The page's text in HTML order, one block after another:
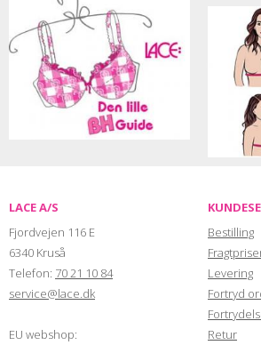
LACE A/S
Fjordvejen 116 E
6340 Kruså
Telefon: 70 21 10 84
service@lace.dk
EU webshop:
Bestilling
Levering
Fortryd
Retur